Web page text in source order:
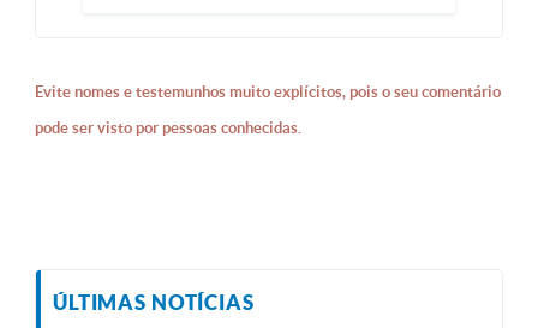
Evite nomes e testemunhos muito explícitos, pois o seu comentário
pode ser visto por pessoas conhecidas.
ÚLTIMAS NOTÍCIAS